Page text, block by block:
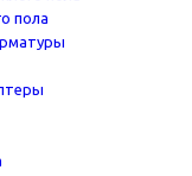
пола